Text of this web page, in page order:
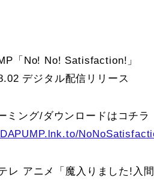
「No! No! Satisfaction!」
デジタル配信リリース
ミング/ダウンロードはコチラ
レ アニメ「魔入りました!入